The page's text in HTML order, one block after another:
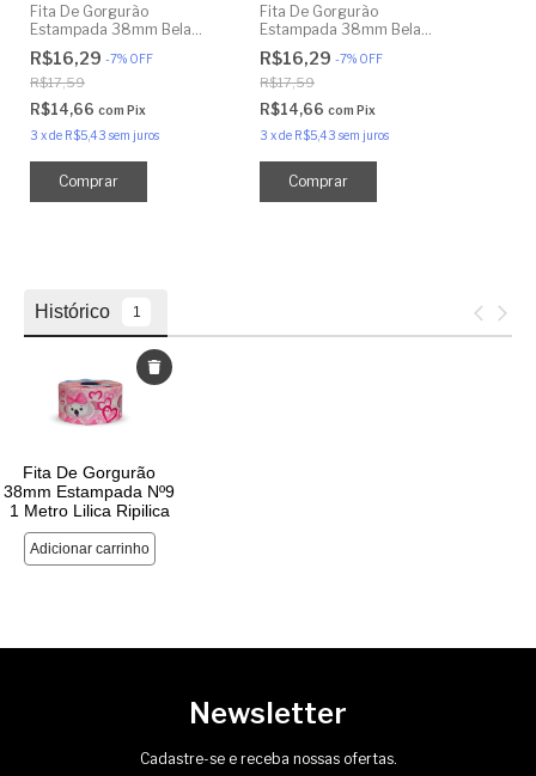
Fita De Gorgurão
Estampada 38mm Bela
Fita Nº9 - Lilica
R$16,29 -7% OFF
R$17,59
R$14,66 com Pix
3 xde R$5,43 sem juros
Fita De Gorgurão
Estampada 38mm Bela
Fita Nº9 Lilica Coala
R$16,29-7% OFF
R$17,59
R$14,66com Pix
3 xde R$5,43 sem juros
Newsletter
Cadastre-se e receba nossas ofertas.